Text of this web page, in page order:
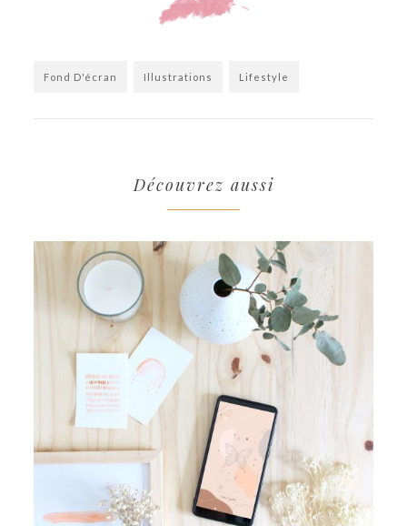
Fond D'écran Illustrations Lifestyle
Découvrez aussi